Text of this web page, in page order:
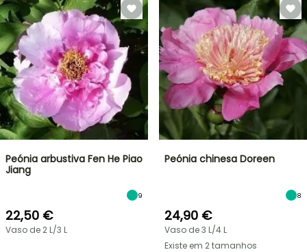
Peónia arbustiva Fen He Piao
Jiang
9
22,50 €
Vaso de 2 L/3 L
Peónia chinesa Doreen
8
24,90 €
Vaso de 3 L/4 L
Existe em 2 tamanhos